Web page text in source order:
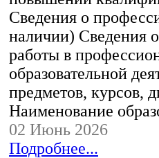
Сведения о
наличии) Сведения
работы в
образовательной
предметов, курсов,
Наименование
02 Июнь 2026
Подробнее...